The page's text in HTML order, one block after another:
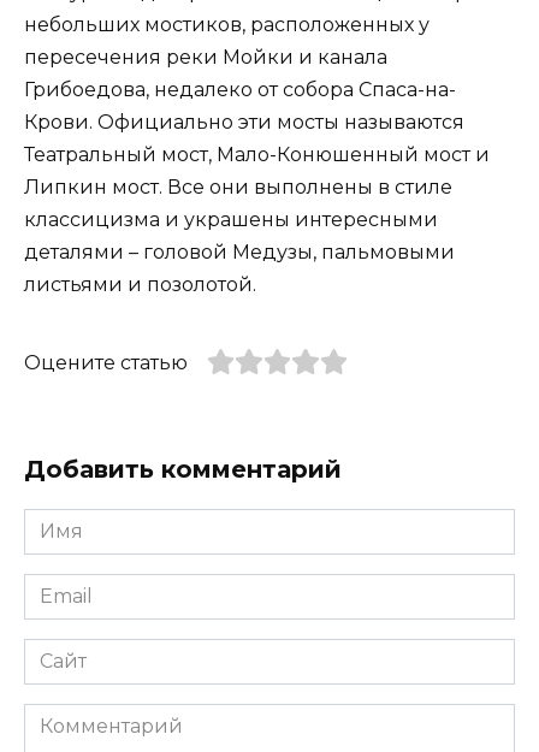
небольших мостиков, расположенных у
пересечения реки Мойки и канала
Грибоедова, недалеко от собора Спаса-на-
Крови. Официально эти мосты называются
Театральный мост, Мало-Конюшенный мост и
Липкин мост. Все они выполнены в стиле
классицизма и украшены интересными
деталями – головой Медузы, пальмовыми
листьями и позолотой.
Оцените статью
Добавить комментарий
Имя
*
Email
*
Сайт
Комментарий